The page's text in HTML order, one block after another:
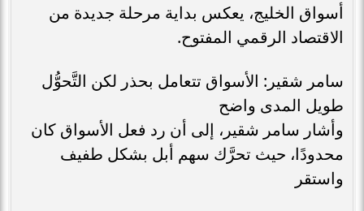
أسواق الخليج، يعكس بداية مرحلة جديدة من
الاقتصاد الرقمي المفتوح.
سامر شقير: الأسواق تتعامل بحذر لكن التَّحوُّل
طويل المدى واضح
وأشار سامر شقير، إلى أن رد فعل الأسواق كان
محدودًا، حيث تحرَّك سهم أبل بشكل طفيف
واستقر